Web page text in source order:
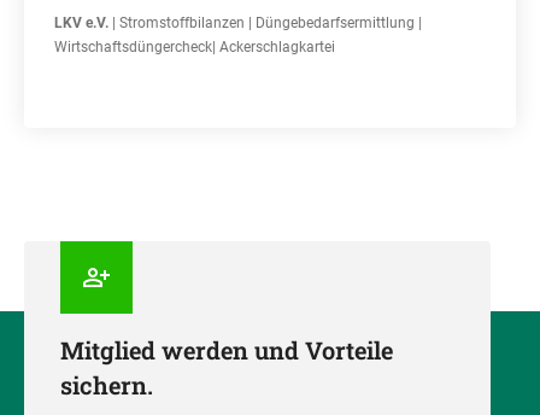
LKV e.V. | Stromstoffbilanzen | Düngebedarfsermittlung |
Wirtschaftsdüngercheck| Ackerschlagkartei
Mitglied werden und Vorteile
sichern.